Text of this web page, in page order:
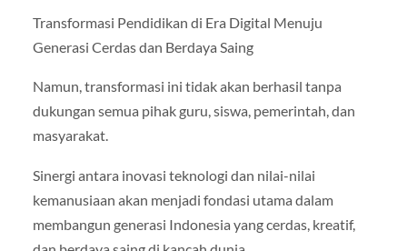
Transformasi Pendidikan di Era Digital Menuju
Generasi Cerdas dan Berdaya Saing
Namun, transformasi ini tidak akan berhasil tanpa
dukungan semua pihak guru, siswa, pemerintah, dan
masyarakat.
Sinergi antara inovasi teknologi dan nilai-nilai
kemanusiaan akan menjadi fondasi utama dalam
membangun generasi Indonesia yang cerdas, kreatif,